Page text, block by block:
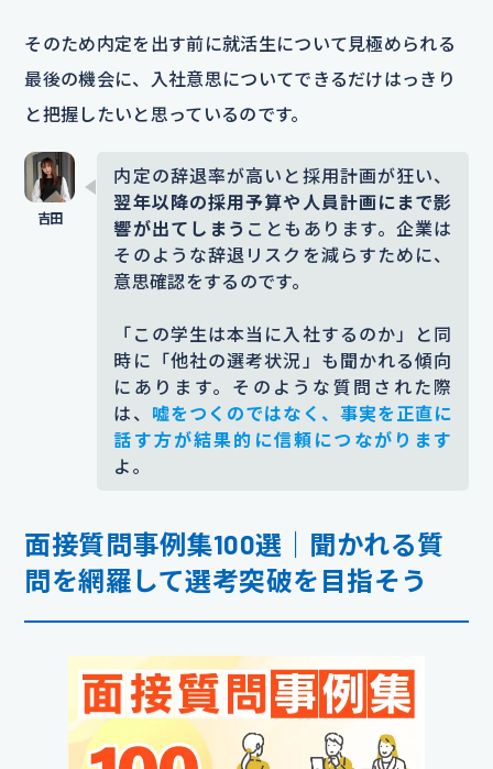
そのため内定を出す前に就活生について見極められる
最後の機会に、入社意思についてできるだけはっきり
と把握したいと思っているのです。
内定の辞退率が高いと採用計画が狂い、
翌年以降の採用予算や人員計画にまで影
響が出てしまう こともあります。企業は
そのような辞退リスクを減らすために、
意思確認をするのです。
「この学生は本当に入社するのか」と同
時に「他社の選考状況」も聞かれる傾向
にあります。そのような質問された際
は、 嘘をつくのではなく、事実を正直に
話す方が結果的に信頼につながります
よ。
面接質問事例集100選｜聞かれる質
問を網羅して選考突破を目指そう